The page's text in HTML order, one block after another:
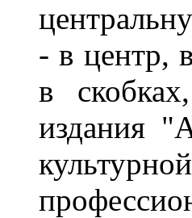
- в центр,
в
издания